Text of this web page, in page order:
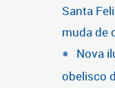
Santa
muda de
Nova
obelisco